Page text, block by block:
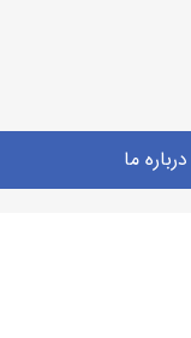
درباره ما